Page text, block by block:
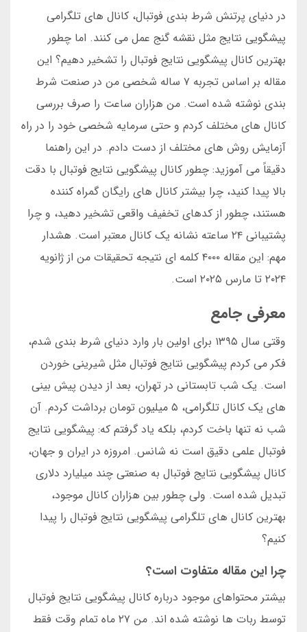
در دنیای پرتنش شرط بندی فوتبال، کانال های تلگرامی
پیشگویی نتایج مثل نقشه گنج عمل می کنند. اما چطور
بهترین کانال پیشگویی نتایج فوتبال را تشخیر دهیم؟ این
مقاله بر اساس تجربه ۷ ساله شخصی من در صنعت شرط
بندی نوشته شده است. من هزاران ساعت را صرف بررسی
کانال های مختلف کردم و حتی سرمایه شخصی خود را در راه
آزمایش روش های مختلف از دست دادم. در این راهنما
دقیقاً می آموزید: چطور کانال پیشگویی نتایج فوتبال با دقت
بالا پیدا کنید، چرا بیشتر کانال های رایگان گمراه کننده
هستند، چطور از کدهای تخفیف واقعی تشخیر دهید، و چرا
پشتیبانی ۲۴ ساعته نشانه یک کانال معتبر است. هشدار
مهم: این مقاله ۴۰۰۰ کلمه ای نتیجه تحقیقات من از ژانویه
۲۰۲۴ تا مارس ۲۰۲۵ است.
معرفی جامع
وقتی سال ۱۳۹۵ برای اولین بار وارد دنیای شرط بندی شدم،
فکر می کردم پیشگویی نتایج فوتبال مثل شیرینی خوردن
است. یک شب تابستانی در تهران، بعد از دیدن پیش بینی
های یک کانال تلگرامی، ۵ میلیون تومان برداشت کردم. آن
شب نه تنها باخت کردم، بلکه یاد گرفتم که: پیشگویی نتایج
فوتبال علمی دقیق است نه شانس. امروزه در ایران و جهان،
کانال پیشگویی نتایج فوتبال به صنعتی چند میلیارد دلاری
تبدیل شده است. ولی چطور بین هزاران کانال موجود،
بهترین کانال های تلگرامی پیشگویی نتایج فوتبال را پیدا
کنیم؟
چرا این مقاله متفاوت است؟
بیشتر محتواهای موجود درباره کانال پیشگویی نتایج فوتبال
توسط ربات ها نوشته شده اند. من ۲۷ ماه تمام وقت فقط